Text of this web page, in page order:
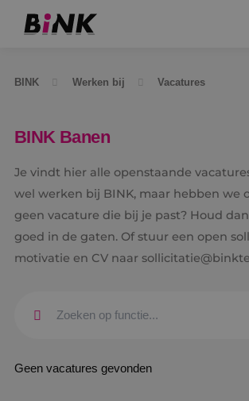
BINK Werken bij Vacatures
BINK Banen
Je vindt hier alle openstaande
wel werken bij BINK, maar hebben we
geen vacature die bij je past? Houd
goed in de gaten. Of stuur een open
motivatie en CV naar
Geen vacatures gevonden